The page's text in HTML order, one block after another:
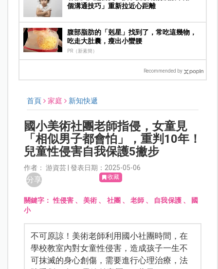
個溝通技巧」重新拉近心距離
腹部脂肪的「剋星」找到了，常吃這幾物，
吃走大肚囊，瘦出小蠻腰
PR（新素簡）
Recommended by
首頁 家庭 新知快遞
國小美術社團老師指侵，女童見
「相似男子都會怕」，重判10年！
兒童性侵害自我保護5撇步
作者： 游資芸 | 發表日期：2025-05-06
分享 收藏
關鍵字：性侵害、美術 、 社團 、 老師 、 自我保護、
國
小
不可原諒！美術老師利用國小社團時間，在
學校教室內對女童性侵害，造成孩子一生不
可抹滅的身心創傷，需要進行心理治療，法